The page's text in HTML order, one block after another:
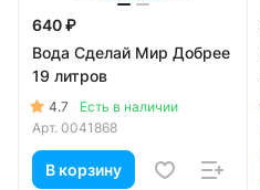
640 ₽
Вода Сделай Мир Добрее
19 литров
4.7
Есть в наличии
Арт. 0041868
В корзину